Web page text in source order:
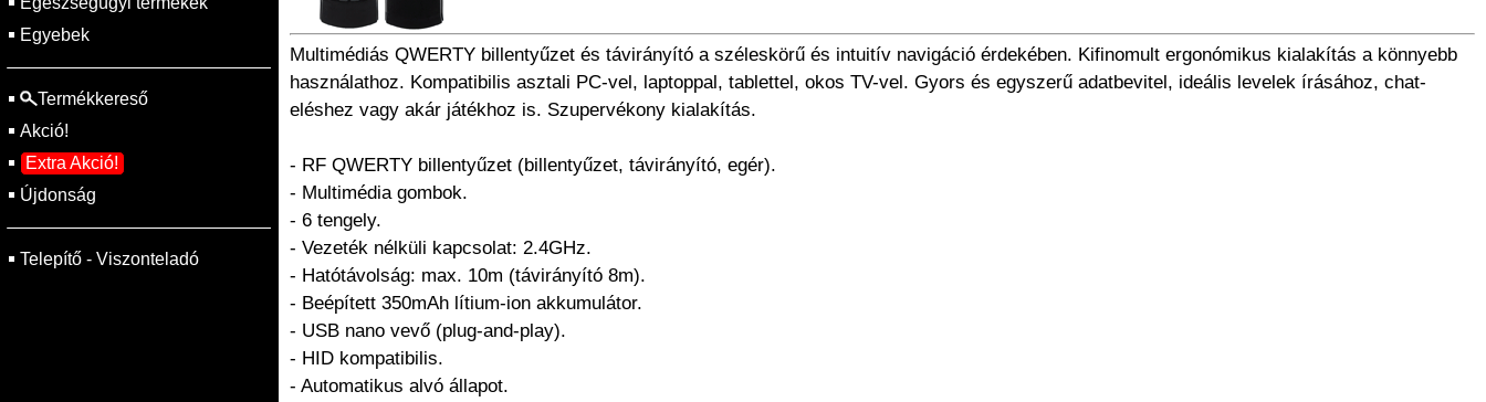
Egyebek
Termékkereső
Akció!
Extra Akció!
Újdonság
Telepítő - Viszonteladó
Multimédiás QWERTY billentyűzet és távirányító a széleskörű és intuitív navigáció érdekében. Kifinomult ergonómikus kialakítás a könnyebb
használathoz. Kompatibilis asztali PC-vel, laptoppal, tablettel, okos TV-vel. Gyors és egyszerű adatbevitel, ideális levelek írásához, chat-
eléshez vagy akár játékhoz is. Szupervékony kialakítás.
- RF QWERTY billentyűzet (billentyűzet, távirányító, egér).
- Multimédia gombok.
- 6 tengely.
- Vezeték nélküli kapcsolat: 2.4GHz.
- Hatótávolság: max. 10m (távirányító 8m).
- Beépített 350mAh lítium-ion akkumulátor.
- USB nano vevő (plug-and-play).
- HID kompatibilis.
- Automatikus alvó állapot.